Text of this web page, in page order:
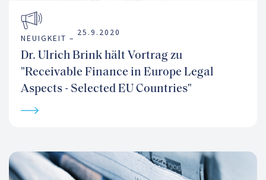
NEUIGKEIT –
25.9.2020
Dr. Ulrich Brink hält Vortrag zu
"Receivable Finance in Europe Legal
Aspects - Selected EU Countries"